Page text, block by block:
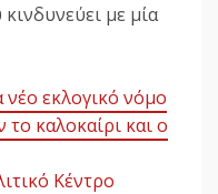
με μία
νέο εκλογικό νόμο
καλοκαίρι και ο
Κέντρο